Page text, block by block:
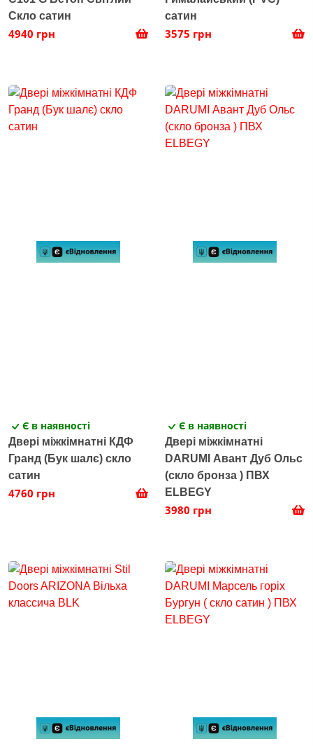
Скло сатин
4940 грн
сатин
3575 грн
Є в наявності
Двері міжкімнатні КДФ
Гранд (Бук шалє) скло
сатин
4760 грн
Є в наявності
Двері міжкімнатні
DARUMI Авант Дуб Ольс
(скло бронза ) ПВХ
ELBEGY
3980 грн